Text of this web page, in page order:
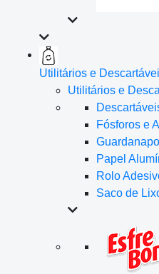
Utilitários e
Utilitários e
Fósforos e
Papel
Rolo
Saco de